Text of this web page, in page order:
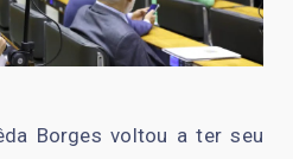
Borges voltou a ter seu